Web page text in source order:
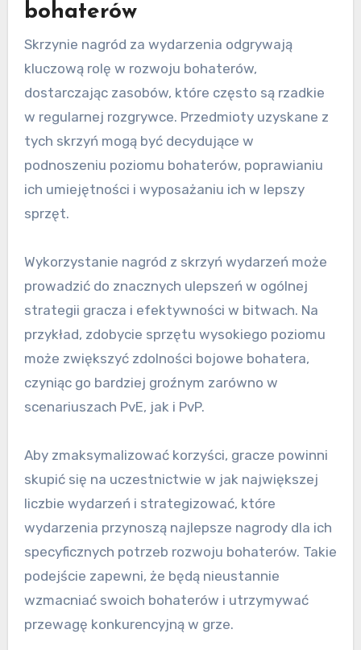
bohaterów
Skrzynie nagród za wydarzenia odgrywają
kluczową rolę w rozwoju bohaterów,
dostarczając zasobów, które często są rzadkie
w regularnej rozgrywce. Przedmioty uzyskane z
tych skrzyń mogą być decydujące w
podnoszeniu poziomu bohaterów, poprawianiu
ich umiejętności i wyposażaniu ich w lepszy
sprzęt.
Wykorzystanie nagród z skrzyń wydarzeń może
prowadzić do znacznych ulepszeń w ogólnej
strategii gracza i efektywności w bitwach. Na
przykład, zdobycie sprzętu wysokiego poziomu
może zwiększyć zdolności bojowe bohatera,
czyniąc go bardziej groźnym zarówno w
scenariuszach PvE, jak i PvP.
Aby zmaksymalizować korzyści, gracze powinni
skupić się na uczestnictwie w jak największej
liczbie wydarzeń i strategizować, które
wydarzenia przynoszą najlepsze nagrody dla ich
specyficznych potrzeb rozwoju bohaterów. Takie
podejście zapewni, że będą nieustannie
wzmacniać swoich bohaterów i utrzymywać
przewagę konkurencyjną w grze.